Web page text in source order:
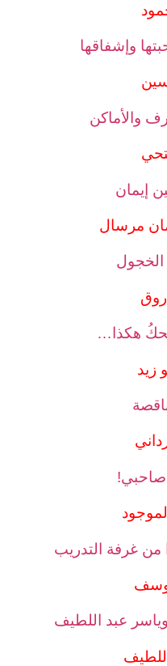
وإشفاقها
والأماكن
إيمان
مرسال
الخجول
هكذا…
زيد
صاحبي!
من غرفة التدريب
عبد اللطيف